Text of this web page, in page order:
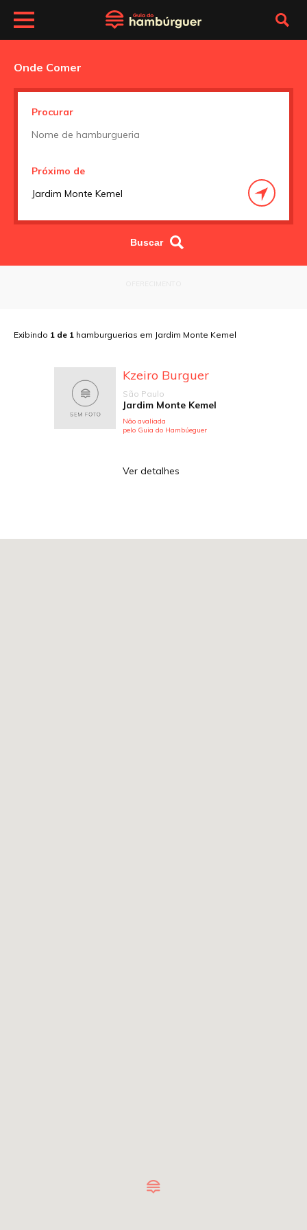
Onde Comer
Procurar
Próximo de
Exibindo 1 de 1 hamburguerias em Jardim Monte Kemel
Kzeiro Burguer
São Paulo
Jardim Monte Kemel
Não avaliada
pelo Guia do Hambúeguer
Ver detalhes